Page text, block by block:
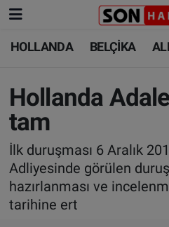
HOLLANDA BELÇİKA
Hollanda
tam
İlk duruşması 6 Aralık
Adliyesinde görülen
hazırlanması ve
tarihine ert
HOLLANDA
BELÇİKA
ALMANYA
FRANSA
AVUSTURYA
HOLLANDA
BELÇİKA
ALMANYA
TÜRKİYE
DÜNYA
Nöbetçi Eczaneler
Hava Durumu
Trafik Durumu
Süper Lig Puan
Tüm Manşetler